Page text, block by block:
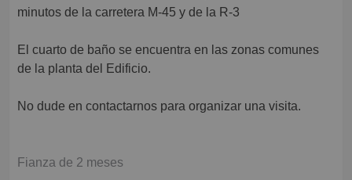
minutos de la carretera M-45 y de la R-3
El cuarto de baño se encuentra en las zonas comunes
de la planta del Edificio.
No dude en contactarnos para organizar una visita.
Fianza de 2 meses